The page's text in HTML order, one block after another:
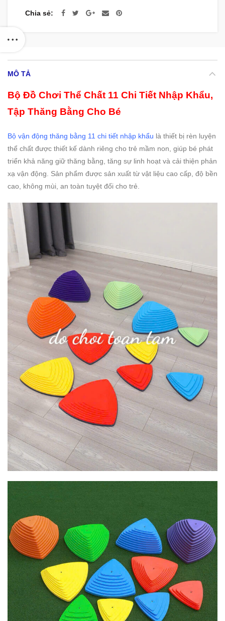
Chia sẻ
MÔ TẢ
Bộ Đồ Chơi Thể Chất 11 Chi Tiết Nhập Khẩu,
Tập Thăng Bằng Cho Bé
Bộ vận động thăng bằng 11 chi tiết nhập khẩu là thiết bị rèn luyện
thể chất được thiết kế dành riêng cho trẻ mầm non, giúp bé phát
triển khả năng giữ thăng bằng, tăng sự linh hoạt và cải thiện phản
xạ vận động. Sản phẩm được sản xuất từ vật liệu cao cấp, độ bền
cao, không mùi, an toàn tuyệt đối cho trẻ.